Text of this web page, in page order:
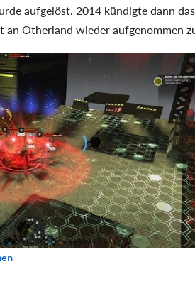
aufgelöst. 2014 kündigte dann
an Otherland wieder aufgenommen